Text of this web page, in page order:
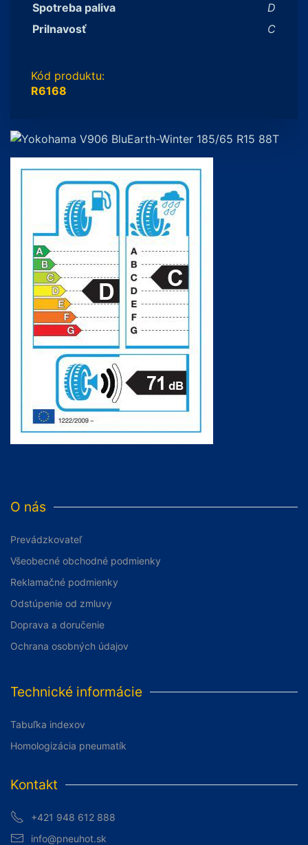
Spotreba paliva
D
Prilnavosť
C
Kód produktu:
R6168
O nás
Prevádzkovateľ
Všeobecné obchodné podmienky
Reklamačné podmienky
Odstúpenie od zmluvy
Doprava a doručenie
Ochrana osobných údajov
Technické informácie
Tabuľka indexov
Homologizácia pneumatík
Kontakt
+421 948 612 888
info@pneuhot.sk